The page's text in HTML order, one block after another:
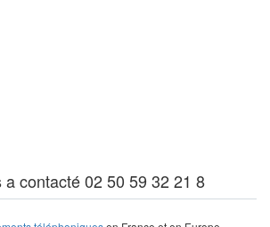
contacté 02 50 59 32 21 8